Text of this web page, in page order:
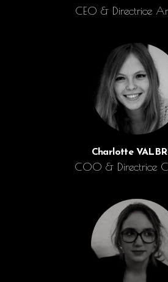
CEO & Directrice
Charlotte
COO & Directrice